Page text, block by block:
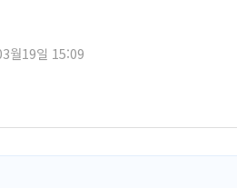
월19일 15:09